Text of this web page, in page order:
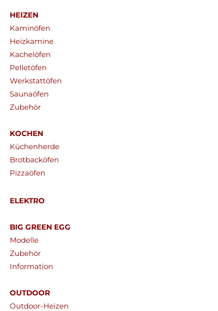
HEIZEN
Kaminöfen
Heizkamine
Kachelöfen
Pelletöfen
Werkstattöfen
Saunaöfen
Zubehör
KOCHEN
Küchenherde
Brotbacköfen
Pizzaöfen
ELEKTRO
BIG GREEN EGG
Modelle
Zubehör
Information
OUTDOOR
Outdoor-Heizen